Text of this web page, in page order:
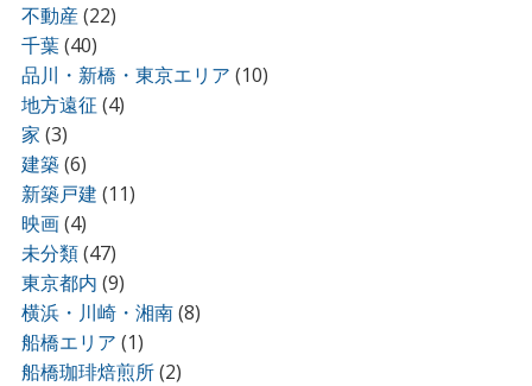
不動産(22)
千葉(40)
品川・新橋・東京エリア (10)
地方遠征 (4)
家 (3)
建築(6)
新築戸建 (11)
映画(4)
未分類(47)
東京都内 (9)
横浜・川崎・湘南(8)
船橋エリア (1)
船橋珈琲焙煎所(2)